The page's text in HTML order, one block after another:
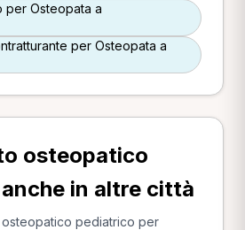
per Osteopata a
per Osteopata a
osteopatico
in altre città
pediatrico per